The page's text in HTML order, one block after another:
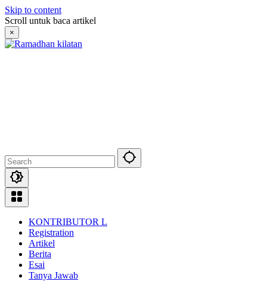
Skip to content
Scroll untuk baca artikel
×
KONTRIBUTOR L
Registration
Artikel
Berita
Esai
Tanya Jawab